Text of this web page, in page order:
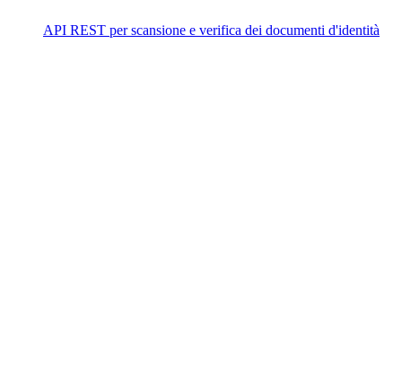
API REST per scansione e verifica dei documenti d'identità